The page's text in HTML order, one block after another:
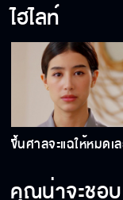
ไฮไลท์
ขึ้นศาลจะแฉให้หมดเ
คุณน่าจะชอบ